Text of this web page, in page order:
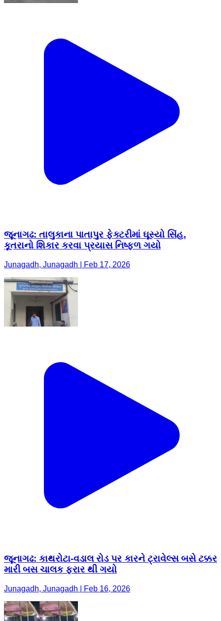
જૂનાગઢ: તાલુકાના પાતાપુર ફેક્ટરીમાં ઘૂસ્યો સિંહ,
કૂતરાનો શિકાર કરવા પ્રયાસ નિષ્ફ્ળ ગયો
Junagadh, Junagadh | Feb 17, 2026
જૂનાગઢ: કાથરોટા-વડાલ રોડ પર કારને ટ્રાવેલ્સ બસે ટક્કર
મારી બસ ચાલક ફરાર થી ગયો
Junagadh, Junagadh | Feb 16, 2026